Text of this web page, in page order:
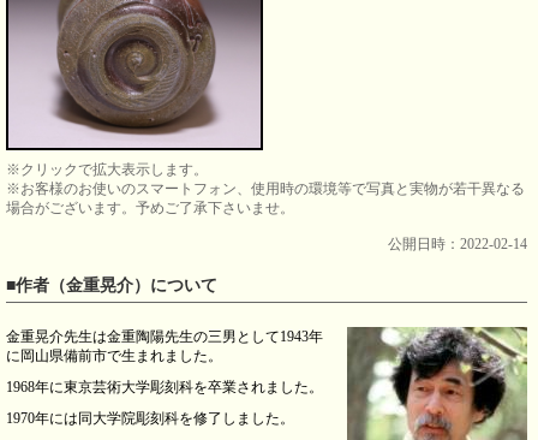
※クリックで拡大表示します。
※お客様のお使いのスマートフォン、使用時の環境等で写真と実物が若干異なる
場合がございます。予めご了承下さいませ。
公開日時：2022-02-14
■作者（金重晃介）について
金重晃介先生は金重陶陽先生の三男として1943年
に岡山県備前市で生まれました。
1968年に東京芸術大学彫刻科を卒業されました。
1970年には同大学院彫刻科を修了しました。